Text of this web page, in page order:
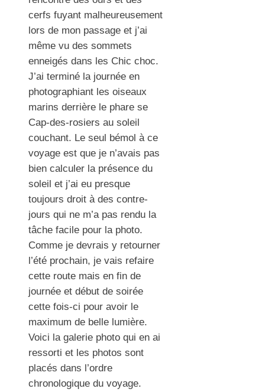
cerfs fuyant malheureusement
lors de mon passage et j’ai
même vu des sommets
enneigés dans les Chic choc.
J’ai terminé la journée en
photographiant les oiseaux
marins derrière le phare se
Cap-des-rosiers au soleil
couchant. Le seul bémol à ce
voyage est que je n’avais pas
bien calculer la présence du
soleil et j’ai eu presque
toujours droit à des contre-
jours qui ne m’a pas rendu la
tâche facile pour la photo.
Comme je devrais y retourner
l’été prochain, je vais refaire
cette route mais en fin de
journée et début de soirée
cette fois-ci pour avoir le
maximum de belle lumière.
Voici la galerie photo qui en ai
ressorti et les photos sont
placés dans l’ordre
chronologique du voyage.